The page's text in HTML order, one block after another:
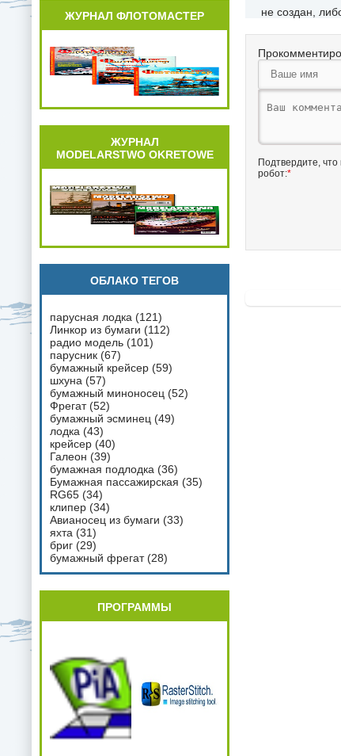
не создан,
Подтвердите, что
робот:*
ЖУРНАЛ ФЛОТОМАСТЕР
ЖУРНАЛ
MODELARSTWO OKRETOWE
ОБЛАКО ТЕГОВ
парусная лодка (121)
Линкор из бумаги (112)
радио модель (101)
парусник (67)
бумажный крейсер (59)
шхуна (57)
бумажный миноносец (52)
Фрегат(52)
бумажный эсминец (49)
лодка (43)
крейсер (40)
Галеон (39)
бумажная подлодка (36)
Бумажная пассажирская (35)
RG65 (34)
клипер (34)
Авианосец из бумаги (33)
яхта (31)
бриг (29)
бумажный фрегат(28)
ПРОГРАММЫ